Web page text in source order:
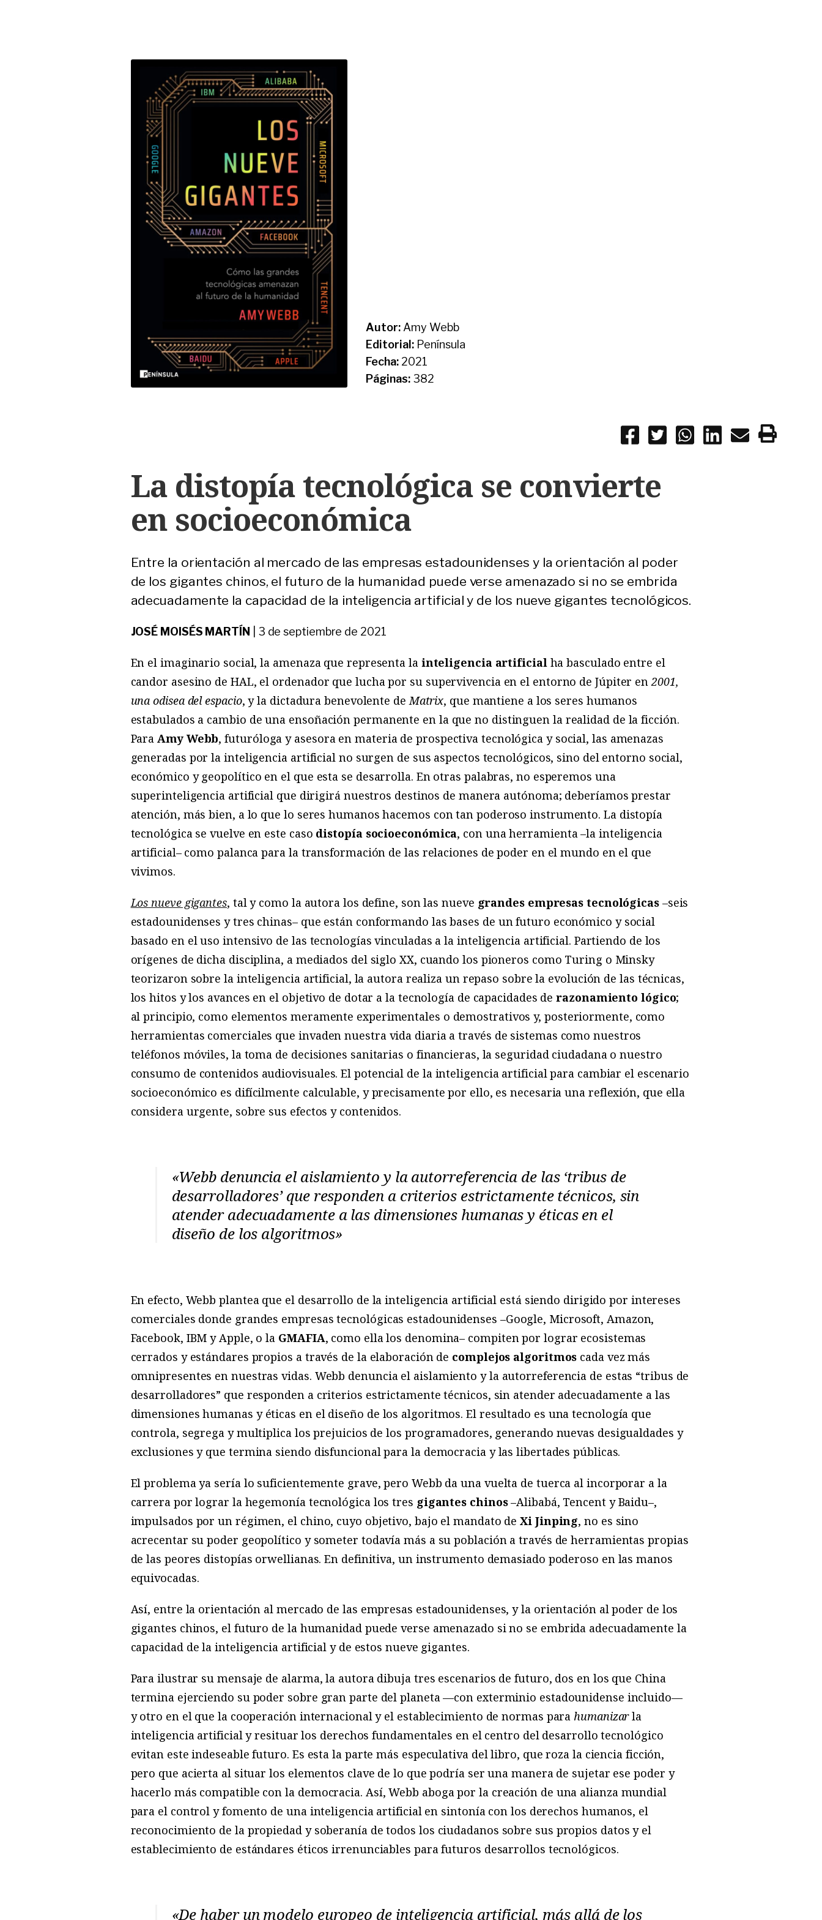
Autor: Amy Webb
Editorial: Península
Fecha: 2021
Páginas: 382
La distopía tecnológica se convierte
en socioeconómica
Entre la orientación al mercado de las empresas estadounidenses y la orientación al poder
de los gigantes chinos, el futuro de la humanidad puede verse amenazado si no se embrida
adecuadamente la capacidad de la inteligencia artificial y de los nueve gigantes tecnológicos.
JOSÉ MOISÉS MARTÍN 3 de septiembre de 2021
En el imaginario social, la amenaza que representa la inteligencia artificial ha basculado entre el
candor asesino de HAL, el ordenador que lucha por su supervivencia en el entorno de Júpiter en2001,
una odisea del espacio, y la dictadura benevolente de Matrix, que mantiene a los seres humanos
estabulados a cambio de una ensoñación permanente en la que no distinguen la realidad de la ficción.
ParaAmy Webb, futuróloga y asesora en materia de prospectiva tecnológica y social, las amenazas
generadas por la inteligencia artificial no surgen de sus aspectos tecnológicos, sino del entorno social,
económico y geopolítico en el que esta se desarrolla. En otras palabras, no esperemos una
superinteligencia artificial que dirigirá nuestros destinos de manera autónoma; deberíamos prestar
atención, más bien, a lo que lo seres humanos hacemos con tan poderoso instrumento. La distopía
tecnológica se vuelve en este caso distopía socioeconómica, con una herramienta –la inteligencia
artificial– como palanca para la transformación de las relaciones de poder en el mundo en el que
vivimos.
Los nueve gigantes, tal y como la autora los define, son las nueve grandes empresas tecnológicas–seis
estadounidenses y tres chinas– que están conformando las bases de un futuro económico y social
basado en el uso intensivo de las tecnologías vinculadas a la inteligencia artificial. Partiendo de los
orígenes de dicha disciplina, a mediados del siglo XX, cuando los pioneros como Turing o Minsky
teorizaron sobre la inteligencia artificial, la autora realiza un repaso sobre la evolución de las técnicas,
los hitos y los avances en el objetivo de dotar a la tecnología de capacidades derazonamiento lógico;
al principio, como elementos meramente experimentales o demostrativos y, posteriormente, como
herramientas comerciales que invaden nuestra vida diaria a través de sistemas como nuestros
teléfonos móviles, la toma de decisiones sanitarias o financieras, la seguridad ciudadana o nuestro
consumo de contenidos audiovisuales. El potencial de la inteligencia artificial para cambiar el escenario
socioeconómico es difícilmente calculable, y precisamente por ello, es necesaria una reflexión, que ella
considera urgente, sobre sus efectos y contenidos.
«Webb denuncia el aislamiento y la autorreferencia de las ‘tribus de
desarrolladores’ que responden a criterios estrictamente técnicos, sin
atender adecuadamente a las dimensiones humanas y éticas en el
diseño de los algoritmos»
En efecto, Webb plantea que el desarrollo de la inteligencia artificial está siendo dirigido por intereses
comerciales donde grandes empresas tecnológicas estadounidenses –Google, Microsoft, Amazon,
Facebook, IBM y Apple, o la GMAFIA, como ella los denomina– compiten por lograr ecosistemas
cerrados y estándares propios a través de la elaboración de complejos algoritmos cada vez más
omnipresentes en nuestras vidas. Webb denuncia el aislamiento y la autorreferencia de estas “tribus de
desarrolladores” que responden a criterios estrictamente técnicos, sin atender adecuadamente a las
dimensiones humanas y éticas en el diseño de los algoritmos. El resultado es una tecnología que
controla, segrega y multiplica los prejuicios de los programadores, generando nuevas desigualdades y
exclusiones y que termina siendo disfuncional para la democracia y las libertades públicas.
El problema ya sería lo suficientemente grave, pero Webb da una vuelta de tuerca al incorporar a la
carrera por lograr la hegemonía tecnológica los tres gigantes chinos–Alibabá, Tencent y Baidu–,
impulsados por un régimen, el chino, cuyo objetivo, bajo el mandato deXi Jinping, no es sino
acrecentar su poder geopolítico y someter todavía más a su población a través de herramientas propias
de las peores distopías orwellianas. En definitiva, un instrumento demasiado poderoso en las manos
equivocadas.
Así, entre la orientación al mercado de las empresas estadounidenses, y la orientación al poder de los
gigantes chinos, el futuro de la humanidad puede verse amenazado si no se embrida adecuadamente la
capacidad de la inteligencia artificial y de estos nueve gigantes.
Para ilustrar su mensaje de alarma, la autora dibuja tres escenarios de futuro, dos en los que China
termina ejerciendo su poder sobre gran parte del planeta —con exterminio estadounidense incluido—
y otro en el que la cooperación internacional y el establecimiento de normas para humanizarla
inteligencia artificial y resituar los derechos fundamentales en el centro del desarrollo tecnológico
evitan este indeseable futuro. Es esta la parte más especulativa del libro, que roza la ciencia ficción,
pero que acierta al situar los elementos clave de lo que podría ser una manera de sujetar ese poder y
hacerlo más compatible con la democracia. Así, Webb aboga por la creación de una alianza mundial
para el control y fomento de una inteligencia artificial en sintonía con los derechos humanos, el
reconocimiento de la propiedad y soberanía de todos los ciudadanos sobre sus propios datos y el
establecimiento de estándares éticos irrenunciables para futuros desarrollos tecnológicos.
«De haber un modelo europeo de inteligencia artificial, más allá de los